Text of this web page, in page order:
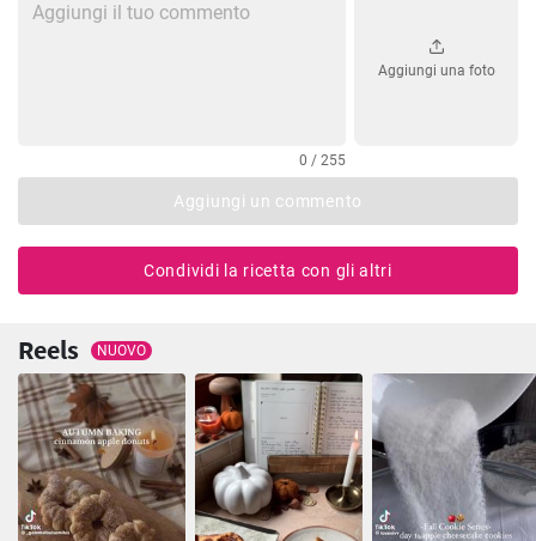
0 / 255
Aggiungi una foto
Aggiungi un commento
Condividi la ricetta con gli altri
Reels NUOVO